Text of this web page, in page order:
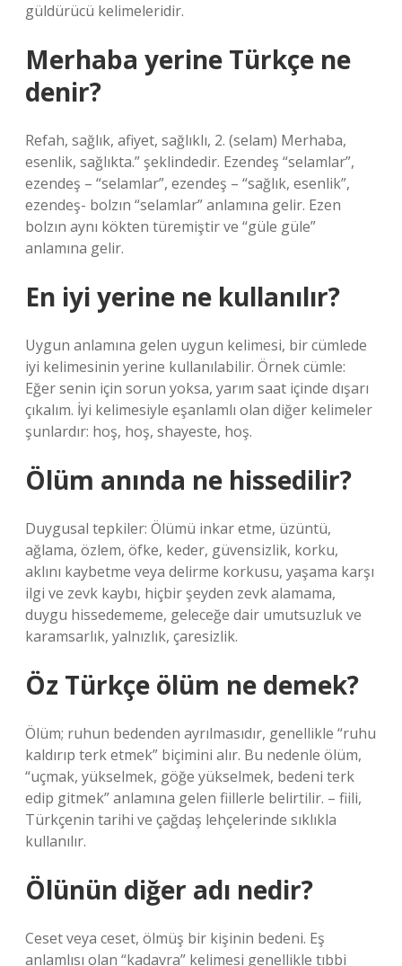
güldürücü kelimeleridir.
Merhaba yerine Türkçe ne
denir?
Refah, sağlık, afiyet, sağlıklı, 2. (selam) Merhaba,
esenlik, sağlıkta.” şeklindedir. Ezendeş “selamlar”,
ezendeş – “selamlar”, ezendeş – “sağlık, esenlik”,
ezendeş- bolzın “selamlar” anlamına gelir. Ezen
bolzın aynı kökten türemiştir ve “güle güle”
anlamına gelir.
En iyi yerine ne kullanılır?
Uygun anlamına gelen uygun kelimesi, bir cümlede
iyi kelimesinin yerine kullanılabilir. Örnek cümle:
Eğer senin için sorun yoksa, yarım saat içinde dışarı
çıkalım. İyi kelimesiyle eşanlamlı olan diğer kelimeler
şunlardır: hoş, hoş, shayeste, hoş.
Ölüm anında ne hissedilir?
Duygusal tepkiler: Ölümü inkar etme, üzüntü,
ağlama, özlem, öfke, keder, güvensizlik, korku,
aklını kaybetme veya delirme korkusu, yaşama karşı
ilgi ve zevk kaybı, hiçbir şeyden zevk alamama,
duygu hissedememe, geleceğe dair umutsuzluk ve
karamsarlık, yalnızlık, çaresizlik.
Öz Türkçe ölüm ne demek?
Ölüm; ruhun bedenden ayrılmasıdır, genellikle “ruhu
kaldırıp terk etmek” biçimini alır. Bu nedenle ölüm,
“uçmak, yükselmek, göğe yükselmek, bedeni terk
edip gitmek” anlamına gelen fiillerle belirtilir. – fiili,
Türkçenin tarihi ve çağdaş lehçelerinde sıklıkla
kullanılır.
Ölünün diğer adı nedir?
Ceset veya ceset, ölmüş bir kişinin bedeni. Eş
anlamlısı olan “kadavra” kelimesi genellikle tıbbi